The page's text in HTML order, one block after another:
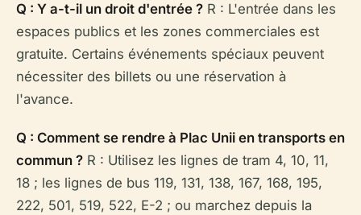
Q : Y a-t-il un droit d'entrée ? R : L'entrée dans les
espaces publics et les zones commerciales est
gratuite. Certains événements spéciaux peuvent
nécessiter des billets ou une réservation à
l'avance.
Q : Comment se rendre à Plac Unii en transports en
commun ? R : Utilisez les lignes de tram 4, 10, 11,
18 ; les lignes de bus 119, 131, 138, 167, 168, 195,
222, 501, 519, 522, E-2 ; ou marchez depuis la